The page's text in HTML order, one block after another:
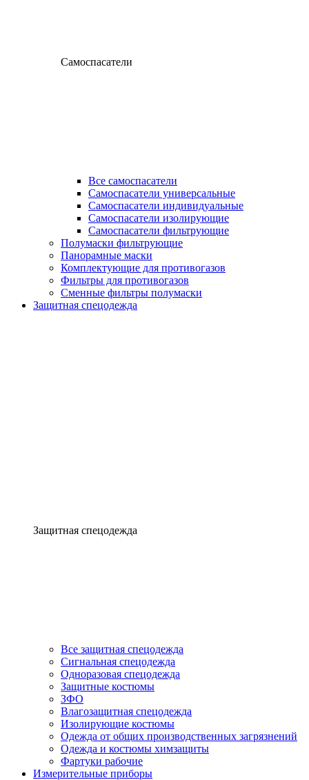
Самоспасатели
Все самоспасатели
Самоспасатели универсальные
Самоспасатели индивидуальные
Самоспасатели изолирующие
Самоспасатели фильтрующие
Полумаски фильтрующие
Панорамные маски
Комплектующие для противогазов
Фильтры для противогазов
Сменные фильтры полумаски
Защитная спецодежда
Защитная спецодежда
Все защитная спецодежда
Сигнальная спецодежда
Одноразовая спецодежда
Защитные костюмы
ЗФО
Влагозащитная спецодежда
Изолирующие костюмы
Одежда от общих производственных загрязнений
Одежда и костюмы химзащиты
Фартуки рабочие
Измерительные приборы